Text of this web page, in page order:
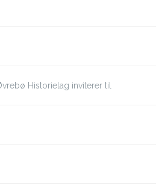
Historielag inviterer til